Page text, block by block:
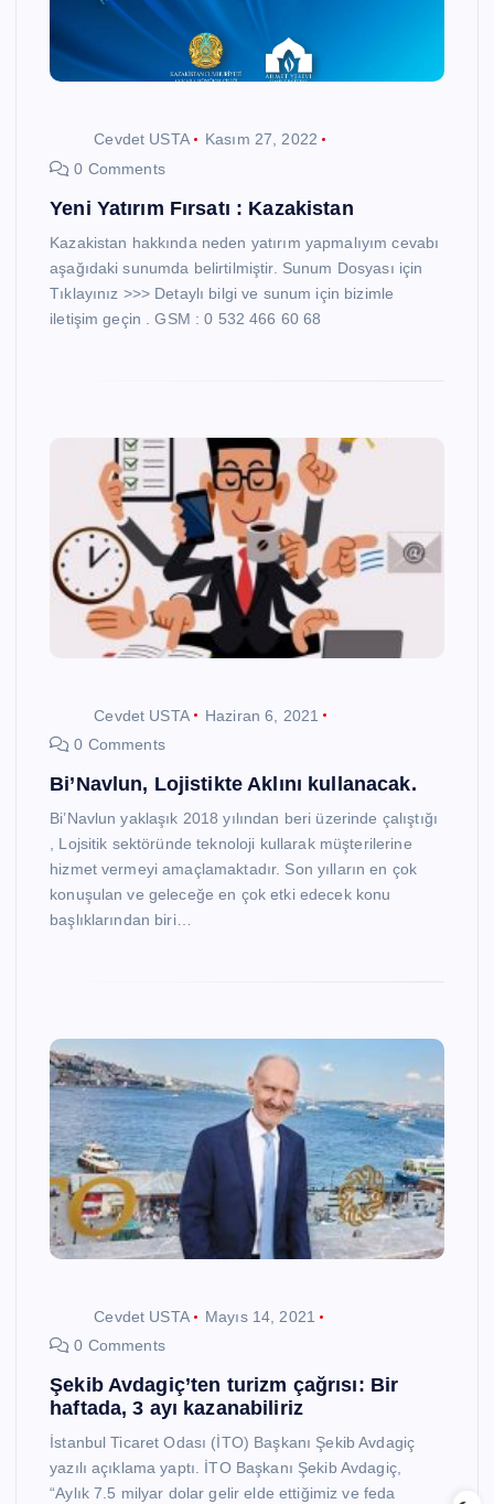
Cevdet USTA
Kasım 27, 2022
0 Comments
Yeni Yatırım Fırsatı : Kazakistan
Kazakistan hakkında neden yatırım yapmalıyım cevabı
aşağıdaki sunumda belirtilmiştir. Sunum Dosyası için
Tıklayınız >>> Detaylı bilgi ve sunum için bizimle
iletişim geçin . GSM : 0 532 466 60 68
Cevdet USTA
Haziran 6, 2021
0 Comments
Bi’Navlun, Lojistikte Aklını kullanacak.
Bi’Navlun yaklaşık 2018 yılından beri üzerinde çalıştığı
, Lojsitik sektöründe teknoloji kullarak müşterilerine
hizmet vermeyi amaçlamaktadır. Son yılların en çok
konuşulan ve geleceğe en çok etki edecek konu
başlıklarından biri…
Cevdet USTA
Mayıs 14, 2021
0 Comments
Şekib Avdagiç’ten turizm çağrısı: Bir
haftada, 3 ayı kazanabiliriz
İstanbul Ticaret Odası (İTO) Başkanı Şekib Avdagiç
yazılı açıklama yaptı. İTO Başkanı Şekib Avdagiç,
“Aylık 7.5 milyar dolar gelir elde ettiğimiz ve feda